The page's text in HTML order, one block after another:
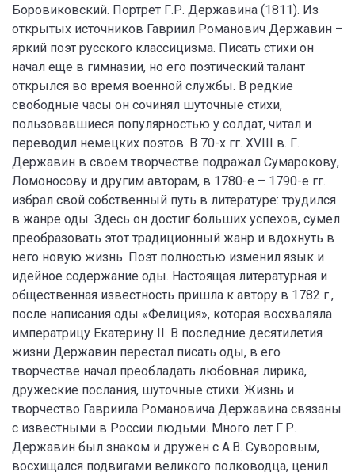
Боровиковский. Портрет Г.Р. Державина (1811). Из
открытых источников Гавриил Романович Державин –
яркий поэт русского классицизма. Писать стихи он
начал еще в гимназии, но его поэтический талант
открылся во время военной службы. В редкие
свободные часы он сочинял шуточные стихи,
пользовавшиеся популярностью у солдат, читал и
переводил немецких поэтов. В 70-х гг. XVIII в. Г.
Державин в своем творчестве подражал Сумарокову,
Ломоносову и другим авторам, в 1780-е – 1790-е гг.
избрал свой собственный путь в литературе: трудился
в жанре оды. Здесь он достиг больших успехов, сумел
преобразовать этот традиционный жанр и вдохнуть в
него новую жизнь. Поэт полностью изменил язык и
идейное содержание оды. Настоящая литературная и
общественная известность пришла к автору в 1782 г.,
после написания оды «Фелиция», которая восхваляла
императрицу Екатерину II. В последние десятилетия
жизни Державин перестал писать оды, в его
творчестве начал преобладать любовная лирика,
дружеские послания, шуточные стихи. Жизнь и
творчество Гавриила Романовича Державина связаны
с известными в России людьми. Много лет Г.Р.
Державин был знаком и дружен с А.В. Суворовым,
восхищался подвигами великого полководца, ценил